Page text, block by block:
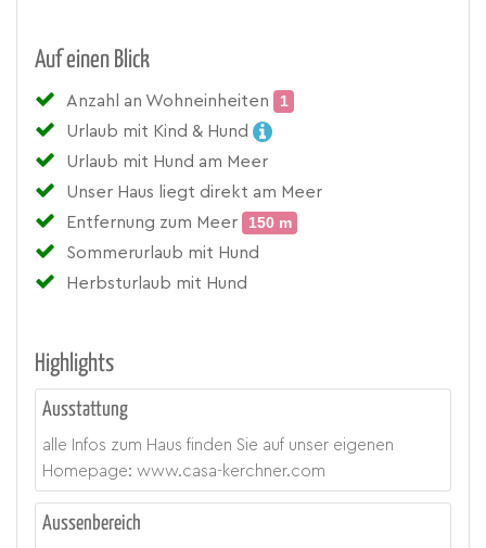
Auf einen Blick
Anzahl an Wohneinheiten
1
Urlaub mit Kind & Hund
Urlaub mit Hund am Meer
Unser Haus liegt direkt am Meer
Entfernung zum Meer
150 m
Sommerurlaub mit Hund
Herbsturlaub mit Hund
Highlights
Ausstattung
alle Infos zum Haus finden Sie auf unser eigenen
Homepage: www.casa-kerchner.com
Aussenbereich